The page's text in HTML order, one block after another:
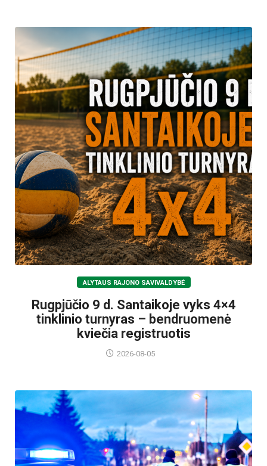
ALYTAUS RAJONO SAVIVALDYBĖ
Rugpjūčio 9 d. Santaikoje vyks 4×4
tinklinio turnyras – bendruomenė
kviečia registruotis
2026-08-05